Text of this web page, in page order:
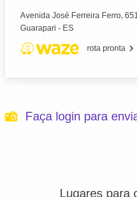
Avenida José Ferreira Ferro,
Guarapari - ES
rota pronta
Faça login para
Lugares para